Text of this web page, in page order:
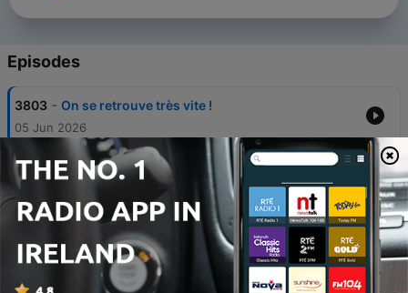
Episodes
3803 - On se retrouve très vite !
05 Jun 2026
3802 - Où se trouve la plus haute montagne du
système solaire ?
Pourquoi les arbres poussent-ils plus vite en
ville qu’en forêt ?